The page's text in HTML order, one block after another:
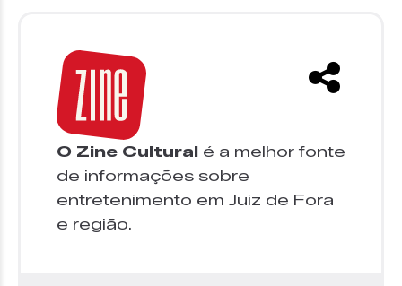
O Zine Cultural é a melhor fonte
de informações sobre
entretenimento em Juiz de Fora
e região.